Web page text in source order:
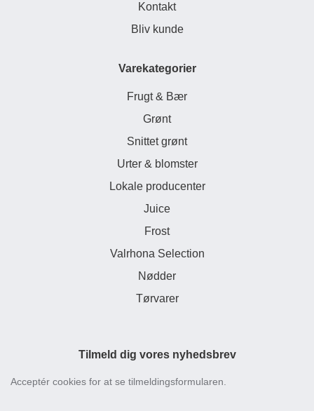
Kontakt
Bliv kunde
Varekategorier
Frugt & Bær
Grønt
Snittet grønt
Urter & blomster
Lokale producenter
Juice
Frost
Valrhona Selection
Nødder
Tørvarer
Tilmeld dig vores nyhedsbrev
Acceptér cookies for at se tilmeldingsformularen.